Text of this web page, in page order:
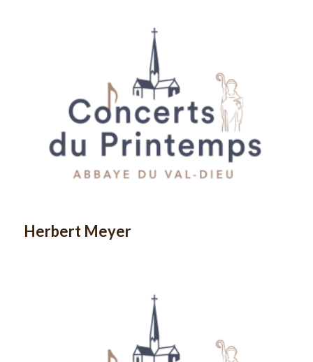
Herbert Meyer